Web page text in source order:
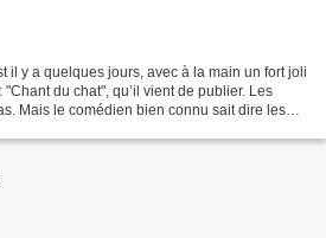
il y a quelques jours, avec à la main un fort joli
du chat", qu’il vient de publier. Les
Mais le comédien bien connu sait dire les